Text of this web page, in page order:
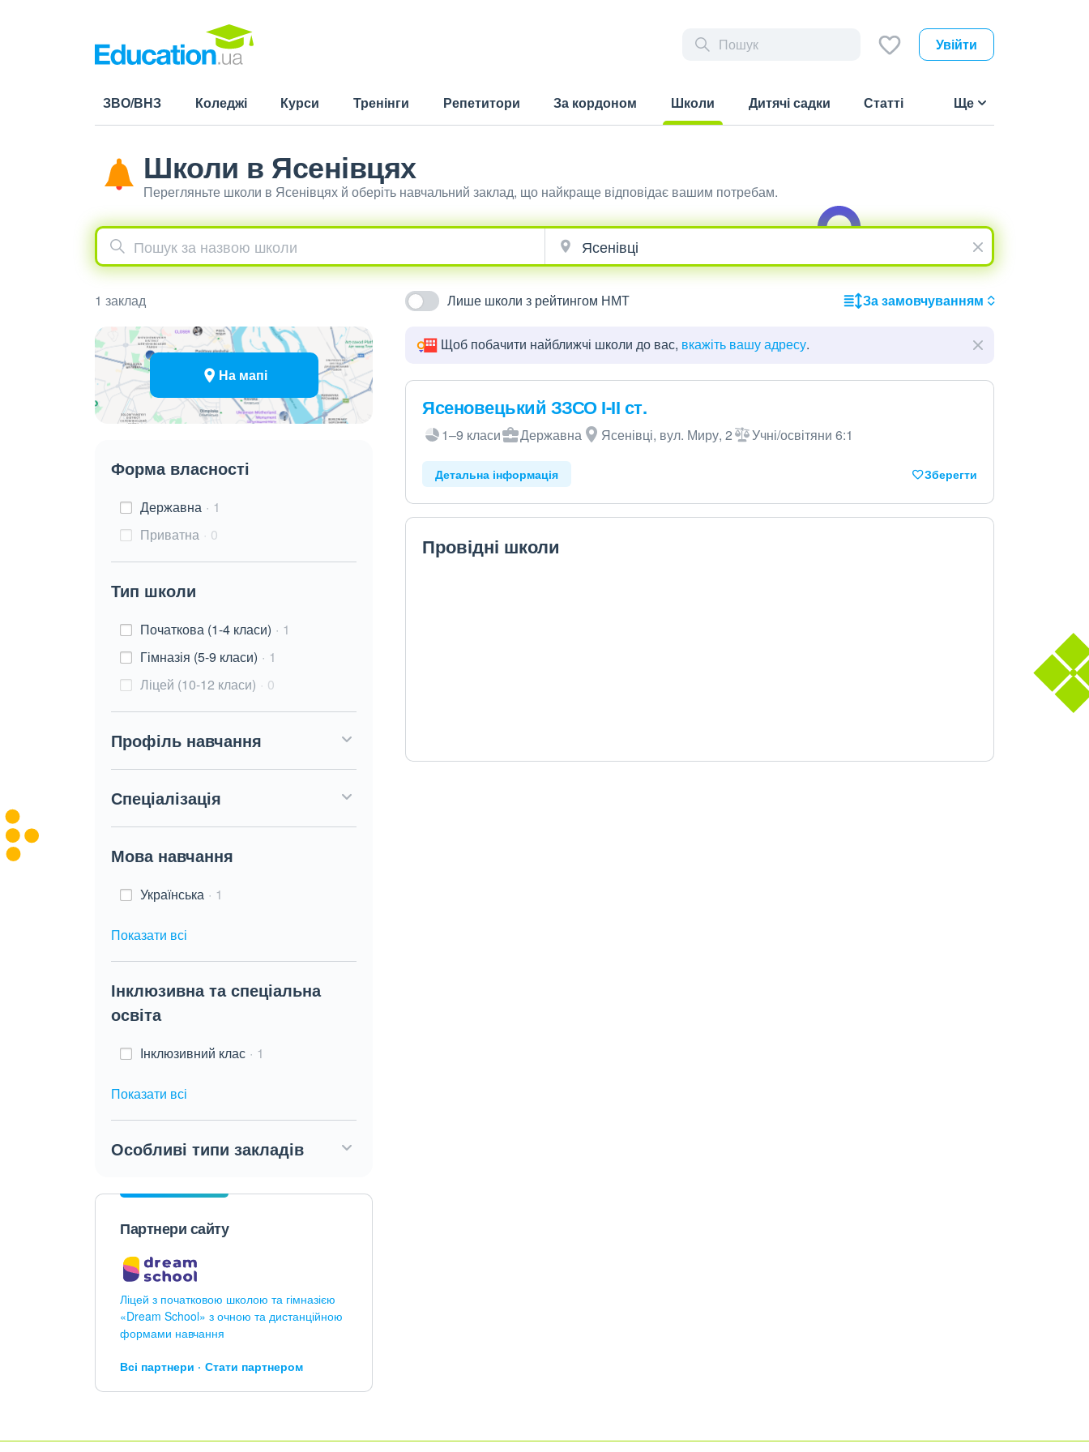
Увійти
ЗВО/ВНЗ Коледжі Курси Тренінги Репетитори За кордоном
Школи
Дитячі садки Статті Ще
Школи в Ясенівцях
Перегляньте школи в Ясенівцях й оберіть навчальний заклад, що найкраще відповідає вашим потребам.
1 заклад Лише школи з рейтингом НМТ За замовчуванням
На мапі
Форма власності
Державна
1
Приватна
0
Тип школи
Початкова (1-4 класи)
1
Гімназія (5-9 класи)
1
Ліцей (10-12 класи)
0
Профіль навчання
Спеціалізація
Мова навчання
Українська 1
Показати всі
Інклюзивна та спеціальна
освіта
Інклюзивний клас 1
Показати всі
Особливі типи закладів
Партнери сайту
Ліцей з початковою школою та гімназією
«Dream School» з очною та дистанційною
формами навчання
Всі партнери Стати партнером
Щоб побачити найближчі школи до вас, вкажіть вашу адресу.
Ясеновецький ЗЗСО І-ІІ ст.
1–9 класи Державна Ясенівці, вул. Миру, 2 Учні/освітяни 6:1
Детальна інформація Зберегти
Провідні школи